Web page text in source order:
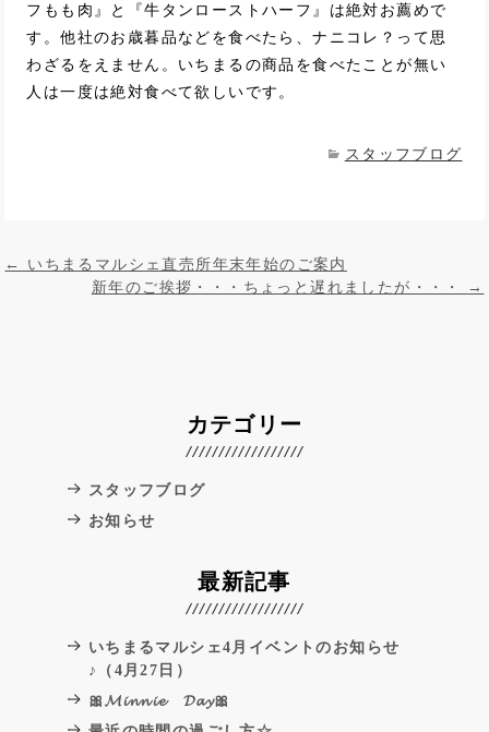
フもも肉』と『牛タンローストハーフ』は絶対お薦めで
す。他社のお歳暮品などを食べたら、ナニコレ？って思
わざるをえません。いちまるの商品を食べたことが無い
人は一度は絶対食べて欲しいです。
スタッフブログ
投稿ナビゲーション
←
いちまるマルシェ直売所年末年始のご案内
新年のご挨拶・・・ちょっと遅れましたが・・・
→
カテゴリー
スタッフブログ
お知らせ
最新記事
いちまるマルシェ4月イベントのお知らせ
♪（4月27日）
🎀𝓜𝓲𝓷𝓷𝓲𝓮 𝓓𝓪𝔂🎀